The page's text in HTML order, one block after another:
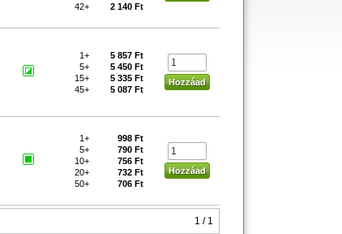
42+
2 140 Ft
1+
5 857 Ft
5+
5 450 Ft
15+
5 335 Ft
45+
5 087 Ft
1+
998 Ft
5+
790 Ft
10+
756 Ft
20+
732 Ft
50+
706 Ft
1 / 1